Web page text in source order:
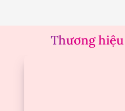
Thương